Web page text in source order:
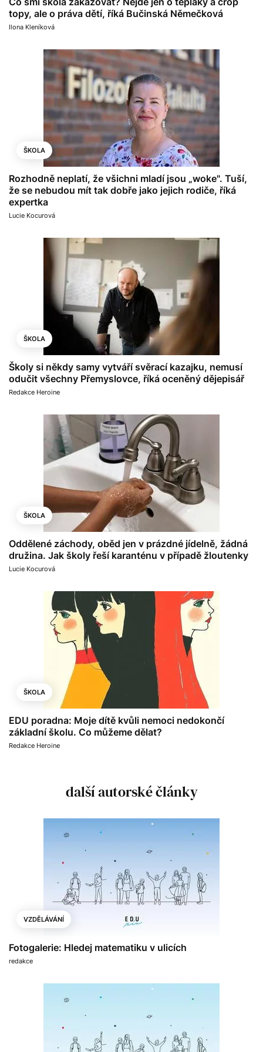
topy, ale o práva dětí, říká Bučinská Němečková
Ilona Kleníková
ŠKOLA
Rozhodně neplatí, že všichni mladí jsou „woke". Tuší,
že se nebudou mít tak dobře jako jejich rodiče, říká
expertka
Lucie Kocurová
ŠKOLA
Školy si někdy samy vytváří svěrací kazajku, nemusí
odučit všechny Přemyslovce, říká oceněný dějepisář
Redakce Heroine
ŠKOLA
Oddělené záchody, oběd jen v prázdné jídelně, žádná
družina. Jak školy řeší karanténu v případě žloutenky
Lucie Kocurová
ŠKOLA
EDU poradna: Moje dítě kvůli nemoci nedokončí
základní školu. Co můžeme dělat?
Redakce Heroine
další autorské články
VZDĚLÁVÁNÍ
Fotogalerie: Hledej matematiku v ulicích
redakce